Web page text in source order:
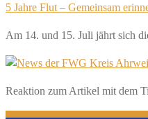
5 Jahre Flut – Gemeinsam
Am 14. und 15. Juli jährt sich
Reaktion zum Artikel mit dem